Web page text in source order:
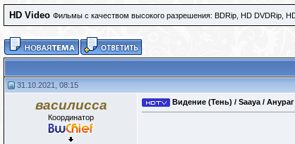
HD Video Фильмы с качеством высокого разрешения: BDRip, HD DVDRip,
31.10.2021, 08:15
василисса
Координатор
Видение (Тень) / Saaya /